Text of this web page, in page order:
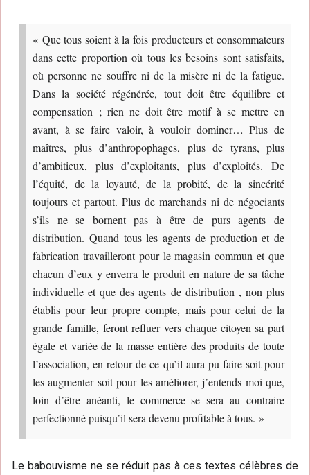
« Que tous soient à la fois producteurs et consommateurs
dans cette proportion où tous les besoins sont satisfaits,
où personne ne souffre ni de la misère ni de la fatigue.
Dans la société régénérée, tout doit être équilibre et
compensation ; rien ne doit être motif à se mettre en
avant, à se faire valoir, à vouloir dominer… Plus de
maîtres, plus d’anthropophages, plus de tyrans, plus
d’ambitieux, plus d’exploitants, plus d’exploités. De
l’équité, de la loyauté, de la probité, de la sincérité
toujours et partout. Plus de marchands ni de négociants
s’ils ne se bornent pas à être de purs agents de
distribution. Quand tous les agents de production et de
fabrication travailleront pour le magasin commun et que
chacun d’eux y enverra le produit en nature de sa tâche
individuelle et que des agents de distribution , non plus
établis pour leur propre compte, mais pour celui de la
grande famille, feront refluer vers chaque citoyen sa part
égale et variée de la masse entière des produits de toute
l’association, en retour de ce qu’il aura pu faire soit pour
les augmenter soit pour les améliorer, j’entends moi que,
loin d’être anéanti, le commerce se sera au contraire
perfectionné puisqu’il sera devenu profitable à tous. »
Le babouvisme ne se réduit pas à ces textes célèbres de